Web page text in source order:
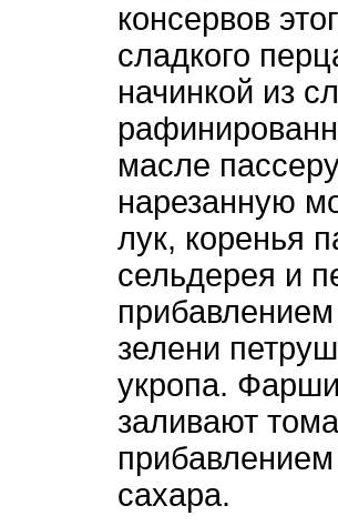
консервов
сладкого
начинкой из
масле
нарезанную
лук, коренья
сельдерея и
зелени
укропа.
заливают
сахара.